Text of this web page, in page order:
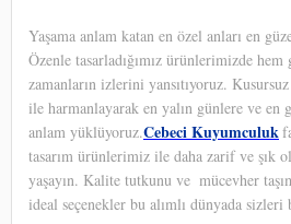
Yaşama anlam katan en özel anları en
Özenle tasarladığımız ürünlerimizde
zamanların izlerini yansıtıyoruz.
ile harmanlayarak en yalın günlere ve en
anlam yüklüyoruz.Cebeci Kuyumculuk
tasarım ürünlerimiz ile daha zarif ve şık
yaşayın. Kalite tutkunu ve mücevher
ideal seçenekler bu alımlı dünyada